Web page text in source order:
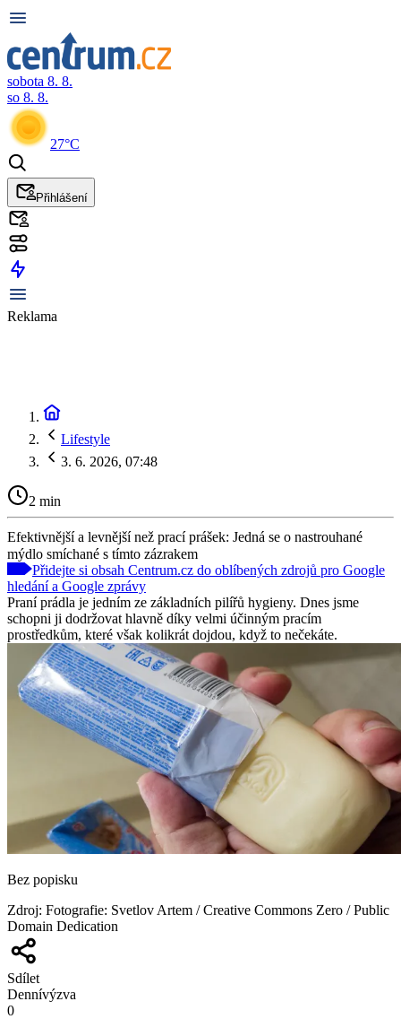
sobota 8. 8.
so 8. 8.
27°C
Přihlášení
Reklama
Lifestyle
3. 6. 2026, 07:48
2 min
Efektivnější a levnější než prací prášek: Jedná se o nastrouhané
mýdlo smíchané s tímto zázrakem
Přidejte si obsah Centrum.cz do oblíbených zdrojů pro Google
hledání a Google zprávy
Praní prádla je jedním ze základních pilířů hygieny. Dnes jsme
schopni ji dodržovat hlavně díky velmi účinným pracím
prostředkům, které však kolikrát dojdou, když to nečekáte.
Bez popisku
Zdroj: Fotografie: Svetlov Artem / Creative Commons Zero / Public
Domain Dedication
Sdílet
Dennívýzva
0